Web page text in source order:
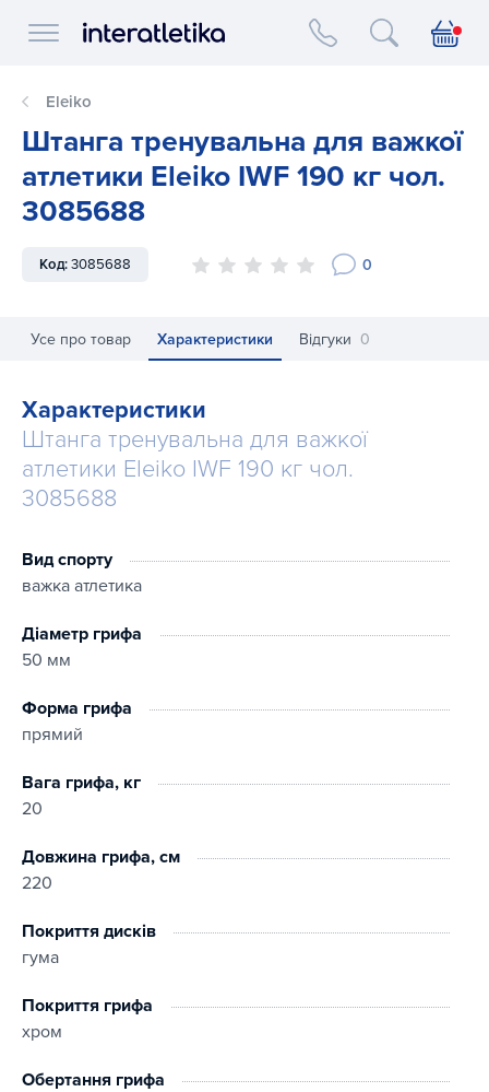
Interatletika logo
Eleiko
Штанга тренувальна для важкої
атлетики Eleiko IWF 190 кг чол.
3085688
Код:3085688 0
Усе про товар Характеристики Відгуки 0
Характеристики
Штанга тренувальна для важкої
атлетики Eleiko IWF 190 кг чол.
3085688
Вид спорту
важка атлетика
Діаметр грифа
50 мм
Форма грифа
прямий
Вага грифа, кг
20
Довжина грифа, см
220
Покриття дисків
гума
Покриття грифа
хром
Обертання грифа